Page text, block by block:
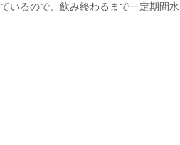
いるので、飲み終わるまで一定期間水